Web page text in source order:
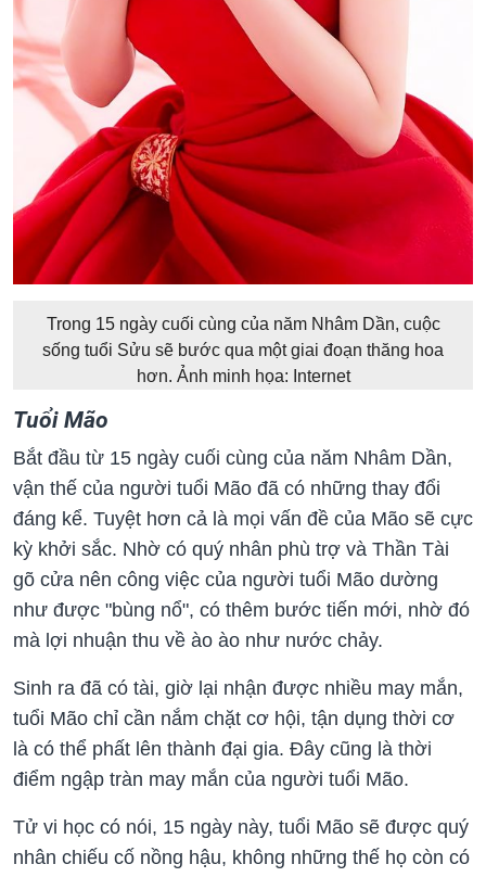
Trong 15 ngày cuối cùng của năm Nhâm Dần, cuộc
sống tuổi Sửu sẽ bước qua một giai đoạn thăng hoa
hơn. Ảnh minh họa: Internet
Tuổi Mão
Bắt đầu từ 15 ngày cuối cùng của năm Nhâm Dần,
vận thế của người tuổi Mão đã có những thay đổi
đáng kể. Tuyệt hơn cả là mọi vấn đề của Mão sẽ cực
kỳ khởi sắc. Nhờ có quý nhân phù trợ và Thần Tài
gõ cửa nên công việc của người tuổi Mão dường
như được "bùng nổ", có thêm bước tiến mới, nhờ đó
mà lợi nhuận thu về ào ào như nước chảy.
Sinh ra đã có tài, giờ lại nhận được nhiều may mắn,
tuổi Mão chỉ cần nắm chặt cơ hội, tận dụng thời cơ
là có thể phất lên thành đại gia. Đây cũng là thời
điểm ngập tràn may mắn của người tuổi Mão.
Tử vi học có nói, 15 ngày này, tuổi Mão sẽ được quý
nhân chiếu cố nồng hậu, không những thế họ còn có